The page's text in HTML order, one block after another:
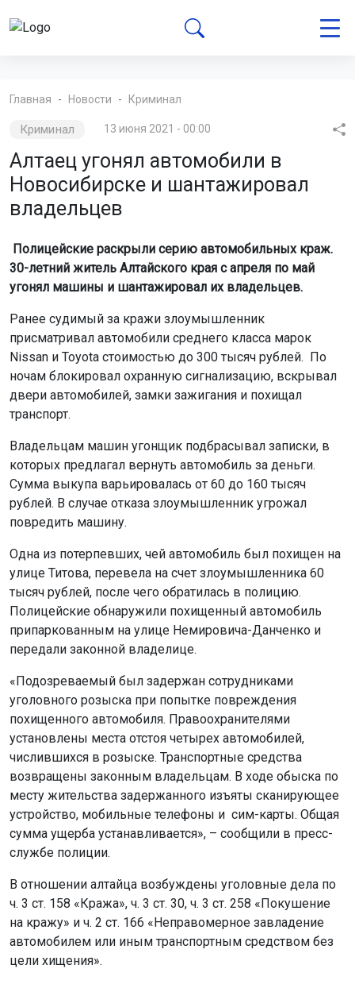
Главная Новости Криминал
Криминал 13 июня 2021 - 00:00
Алтаец угонял автомобили в
Новосибирске и шантажировал
владельцев
Полицейские раскрыли серию автомобильных краж.
30-летний житель Алтайского края с апреля по май
угонял машины и шантажировал их владельцев.
Ранее судимый за кражи злоумышленник
присматривал автомобили среднего класса марок
Nissan и Toyota стоимостью до 300 тысяч рублей. ​ По
ночам блокировал охранную сигнализацию, вскрывал
двери автомобилей, замки зажигания и похищал
транспорт.
Владельцам машин угонщик подбрасывал записки, в
которых предлагал вернуть автомобиль за деньги.
Сумма выкупа варьировалась от 60 до 160 тысяч
рублей. В случае отказа злоумышленник угрожал
повредить машину.
Одна из потерпевших, чей автомобиль был похищен на
улице Титова, перевела на счет злоумышленника 60
тысяч рублей, после чего обратилась в полицию. ​
Полицейские обнаружили похищенный автомобиль
припаркованным на улице Немировича-Данченко и
передали законной владелице.
«Подозреваемый был задержан сотрудниками
уголовного розыска при попытке повреждения
похищенного автомобиля. Правоохранителями
установлены места отстоя четырех автомобилей,
числившихся в розыске. Транспортные средства
возвращены законным владельцам. В ходе обыска по
месту жительства задержанного изъяты сканирующее
устройство, мобильные телефоны и ​ сим-карты. Общая
сумма ущерба устанавливается», – сообщили в пресс-
службе полиции.
В отношении алтайца возбуждены уголовные дела по
ч. 3 ст. 158 «Кража», ч. 3 ст. 30, ч. 3 ст. 258 «Покушение
на кражу» и ч. 2 ст. 166 «Неправомерное завладение
автомобилем или иным транспортным средством без
цели хищения».